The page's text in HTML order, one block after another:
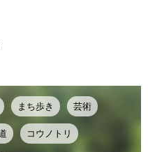
まち歩き 芸術
コウノトリ